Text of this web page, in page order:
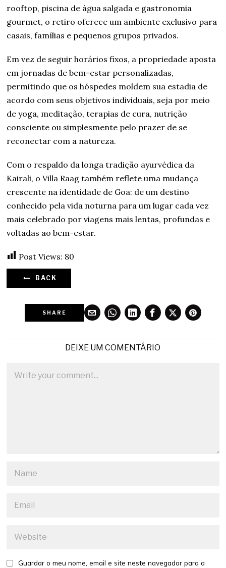
rooftop, piscina de água salgada e gastronomia
gourmet, o retiro oferece um ambiente exclusivo para
casais, famílias e pequenos grupos privados.
Em vez de seguir horários fixos, a propriedade aposta
em jornadas de bem-estar personalizadas,
permitindo que os hóspedes moldem sua estadia de
acordo com seus objetivos individuais, seja por meio
de yoga, meditação, terapias de cura, nutrição
consciente ou simplesmente pelo prazer de se
reconectar com a natureza.
Com o respaldo da longa tradição ayurvédica da
Kairali, o Villa Raag também reflete uma mudança
crescente na identidade de Goa: de um destino
conhecido pela vida noturna para um lugar cada vez
mais celebrado por viagens mais lentas, profundas e
voltadas ao bem-estar.
Post Views: 80
BACK
SHARE
DEIXE UM COMENTÁRIO
Guardar o meu nome, email e site neste navegador para a